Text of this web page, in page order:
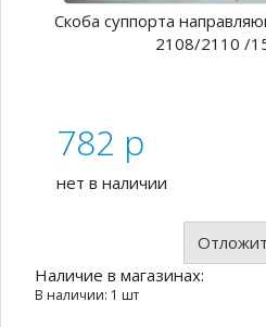
Скоба суппорта
2108/2110 /
782 p
нет в наличии
Наличие в магазинах:
В наличии: 1 шт